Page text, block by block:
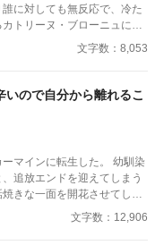
に対しても無反応で、冷た
トリーヌ・ブローニュにで
れた常識のない女に心を乱
る事を思いつく。だが、そ
王子とそんな彼がずっと好
文字数：8,053
ので自分から離れるこ
マインに転生した。 幼馴染
追放エンドを迎えてしまう
きな一面を開花させてしま
が辛くなってしまう。 なら
するがーー
文字数：12,906